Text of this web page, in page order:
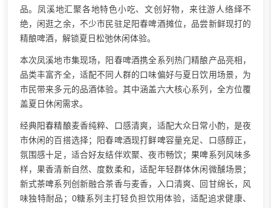
品。凤溪地汇聚各地特色小吃、文创好物，来往游人络绎不
绝，闲逛之余，不少市民驻足阳春啤酒摊位，品尝新鲜现打的
精酿啤酒，解锁夏日松弛休闲体验。
本次凤溪地市集现场，阳春啤酒携全系列热门精酿产品亮相，
品类丰富齐全，适配不同人群的口味偏好与夏日饮用场景，为
市民带来多元的品酒体验。其中涵盖六大核心系列，全方位覆
盖夏日休闲需求。
经典阳春精酿麦香纯粹、口感清爽，适配大众日常小酌，是夜
市休闲的百搭选择；阳春啤酒现打鲜啤容量充足、口感醇正，
氛围感十足，适合好友结伴欢聚、夜市畅饮；果啤系列风味多
样，果香清新自然、度数柔和，适配年轻群体休闲微醺场景；
新式茶啤系列创新融合茶香与麦香，入口清爽、回甘绵长，风
味独特耐品；0糖系列主打轻负担饮用体验，适配追求健康、